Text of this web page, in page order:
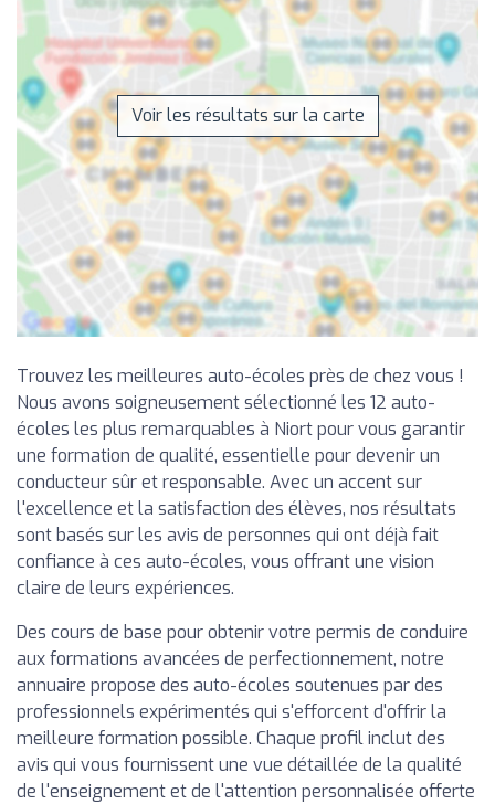
Voir les résultats sur la carte
Trouvez les meilleures auto-écoles près de chez vous !
Nous avons soigneusement sélectionné les 12 auto-
écoles les plus remarquables à Niort pour vous garantir
une formation de qualité, essentielle pour devenir un
conducteur sûr et responsable. Avec un accent sur
l'excellence et la satisfaction des élèves, nos résultats
sont basés sur les avis de personnes qui ont déjà fait
confiance à ces auto-écoles, vous offrant une vision
claire de leurs expériences.
Des cours de base pour obtenir votre permis de conduire
aux formations avancées de perfectionnement, notre
annuaire propose des auto-écoles soutenues par des
professionnels expérimentés qui s'efforcent d'offrir la
meilleure formation possible. Chaque profil inclut des
avis qui vous fournissent une vue détaillée de la qualité
de l'enseignement et de l'attention personnalisée offerte